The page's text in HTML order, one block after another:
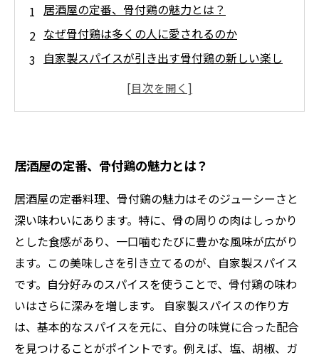
居酒屋の定番、骨付鶏の魅力とは？
なぜ骨付鶏は多くの人に愛されるのか
自家製スパイスが引き出す骨付鶏の新しい楽し
自家製スパイスで自宅でも楽しむ骨付鶏の魅力
居酒屋の定番、骨付鶏の魅力とは？
居酒屋の定番料理、骨付鶏の魅力はそのジューシーさと
深い味わいにあります。特に、骨の周りの肉はしっかり
とした食感があり、一口噛むたびに豊かな風味が広がり
ます。この美味しさを引き立てるのが、自家製スパイス
です。自分好みのスパイスを使うことで、骨付鶏の味わ
いはさらに深みを増します。 自家製スパイスの作り方
は、基本的なスパイスを元に、自分の味覚に合った配合
を見つけることがポイントです。例えば、塩、胡椒、ガ